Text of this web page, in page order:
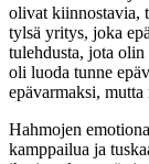
olivat kiinnostavia,
tylsä yritys, joka
tulehdusta, jota
oli luoda tunne
epävarmaksi,
Hahmojen
kamppailua ja